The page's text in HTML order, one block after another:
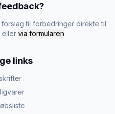
til forbedringer direkte til
eller via formularen
links